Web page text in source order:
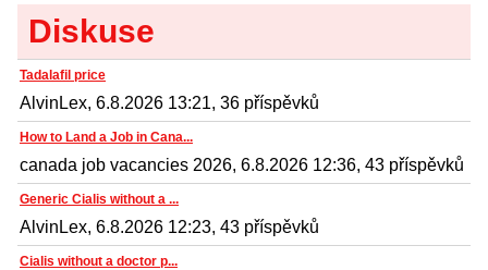
Diskuse
Tadalafil price
AlvinLex, 6.8.2026 13:21, 36 příspěvků
How to Land a Job in Cana...
canada job vacancies 2026, 6.8.2026 12:36, 43 příspěvků
Generic Cialis without a ...
AlvinLex, 6.8.2026 12:23, 43 příspěvků
Cialis without a doctor p...